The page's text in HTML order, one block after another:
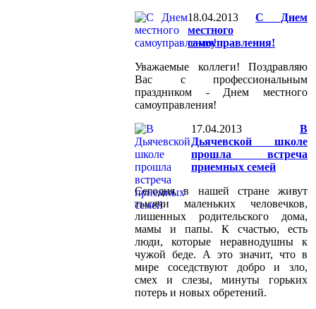
18.04.2013
С Днем
местного
самоуправления!
Уважаемые коллеги! Поздравляю
Вас с профессиональным
праздником - Днем местного
самоуправления!
17.04.2013
В
Дьячевской школе
прошла встреча
приемных семей
Сегодня в нашей стране живут
тысячи маленьких человечков,
лишенных родительского дома,
мамы и папы. К счастью, есть
люди, которые неравнодушны к
чужой беде. А это значит, что в
мире соседствуют добро и зло,
смех и слезы, минуты горьких
потерь и новых обретений.